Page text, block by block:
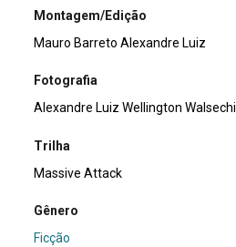
Montagem/Edição
Mauro Barreto Alexandre Luiz
Fotografia
Alexandre Luiz Wellington Walsechi
Trilha
Massive Attack
Gênero
Ficção